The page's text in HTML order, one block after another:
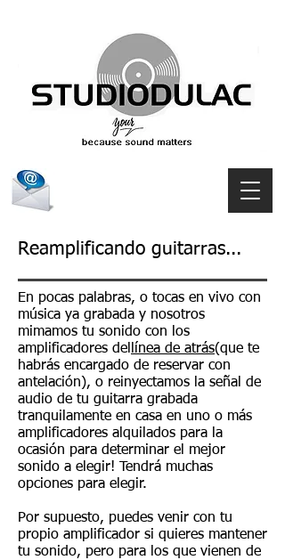
Reamplificando guitarras...
En pocas palabras, o tocas en vivo con
música ya grabada y nosotros
mimamos tu sonido con los
amplificadores del línea de atrás(que te
habrás encargado de reservar con
antelación), o reinyectamos la señal de
audio de tu guitarra grabada
tranquilamente en casa en uno o más
amplificadores alquilados para la
ocasión para determinar el mejor
sonido a elegir! Tendrá muchas
opciones para elegir.
Por supuesto, puedes venir con tu
propio amplificador si quieres mantener
tu sonido, pero para los que vienen de